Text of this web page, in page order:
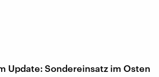
Update: Sondereinsatz im Osten